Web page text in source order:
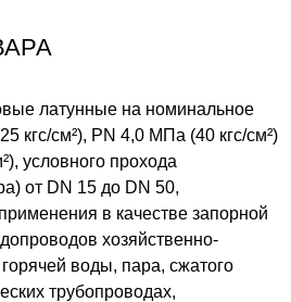
латунные на номинальное
кгс/см²), PN 4,0 МПа (40 кгс/см²)
условного прохода
от DN 15 до DN 50,
в качестве запорной
хозяйственно-
воды, пара, сжатого
трубопроводах,